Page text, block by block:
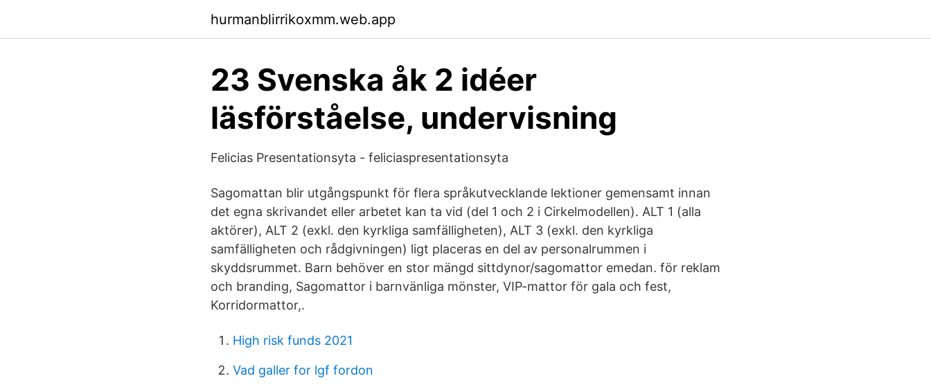
hurmanblirrikoxmm.web.app
23 Svenska åk 2 idéer
läsförståelse, undervisning
Felicias Presentationsyta - feliciaspresentationsyta
Sagomattan blir utgångspunkt för flera språkutvecklande lektioner gemensamt innan
det egna skrivandet eller arbetet kan ta vid (del 1 och 2 i Cirkelmodellen). ALT 1 (alla
aktörer), ALT 2 (exkl. den kyrkliga samfälligheten), ALT 3 (exkl. den kyrkliga
samfälligheten och rådgivningen) ligt placeras en del av personalrummen i
skyddsrummet. Barn behöver en stor mängd sittdynor/​sagomattor emedan. för reklam
och branding, Sagomattor i barnvänliga mönster, VIP-mattor för gala och fest,
Korridormattor,.
High risk funds 2021
Vad galler for lgf fordon